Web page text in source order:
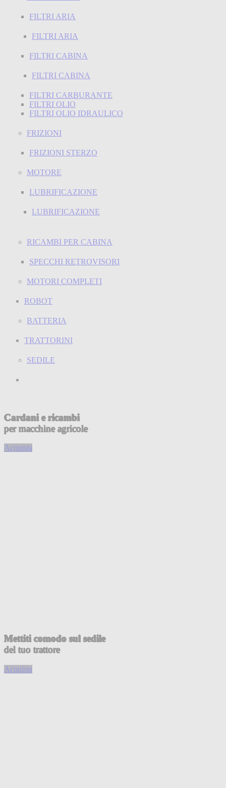
FILTRI ARIA
FILTRI ARIA
FILTRI CABINA
FILTRI CABINA
FILTRI CARBURANTE
FILTRI OLIO
FILTRI OLIO IDRAULICO
FRIZIONI
FRIZIONI STERZO
MOTORE
LUBRIFICAZIONE
LUBRIFICAZIONE
RICAMBI PER CABINA
SPECCHI RETROVISORI
MOTORI COMPLETI
ROBOT
BATTERIA
TRATTORINI
SEDILE
Cardani e ricambi
per macchine agricole
Acquista
Mettiti comodo sul sedile
del tuo trattore
Acquista